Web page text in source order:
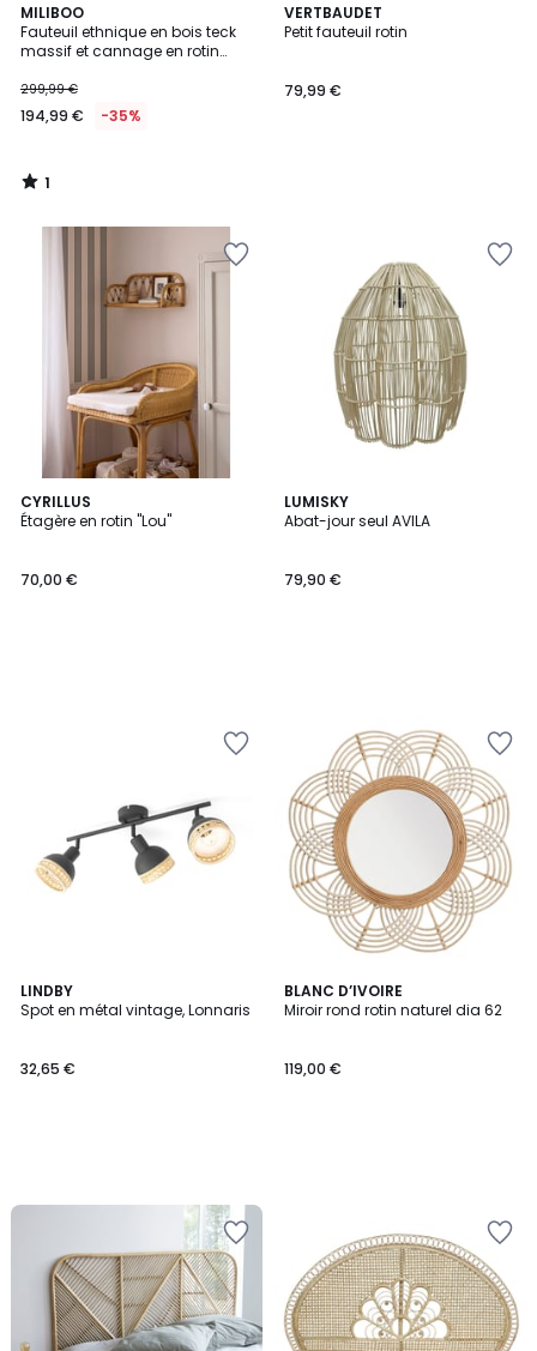
MILIBOO
Fauteuil ethnique en bois teck
massif et cannage en rotin
299,99 €
194,99 € -35%
1
/
5
1
/
VERTBAUDET
Petit fauteuil rotin
79,99 €
CYRILLUS
Étagère en rotin "Lou"
70,00 €
LUMISKY
Abat-jour seul AVILA
79,90 €
LINDBY
Spot en métal vintage, Lonnaris
32,65 €
BLANC D’IVOIRE
Miroir rond rotin naturel dia 62
119,00 €